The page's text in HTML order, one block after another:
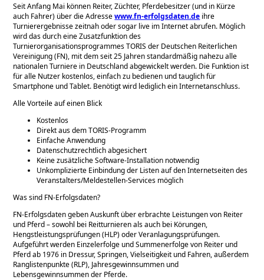
Seit Anfang Mai können Reiter, Züchter, Pferdebesitzer (und in Kürze
auch Fahrer) über die Adressewww.fn-erfolgsdaten.de ihre
Turnierergebnisse zeitnah oder sogar live im Internet abrufen. Möglich
wird das durch eine Zusatzfunktion des
Turnierorganisationsprogrammes TORIS der Deutschen Reiterlichen
Vereinigung (FN), mit dem seit 25 Jahren standardmäßig nahezu alle
nationalen Turniere in Deutschland abgewickelt werden. Die Funktion ist
für alle Nutzer kostenlos, einfach zu bedienen und tauglich für
Smartphone und Tablet. Benötigt wird lediglich ein Internetanschluss.
Alle Vorteile auf einen Blick
Kostenlos
Direkt aus dem TORIS-Programm
Einfache Anwendung
Datenschutzrechtlich abgesichert
Keine zusätzliche Software-Installation notwendig
Unkomplizierte Einbindung der Listen auf den Internetseiten des
Veranstalters/Meldestellen-Services möglich
Was sind FN-Erfolgsdaten?
FN-Erfolgsdaten geben Auskunft über erbrachte Leistungen von Reiter
und Pferd – sowohl bei Reitturnieren als auch bei Körungen,
Hengstleistungsprüfungen (HLP) oder Veranlagungsprüfungen.
Aufgeführt werden Einzelerfolge und Summenerfolge von Reiter und
Pferd ab 1976 in Dressur, Springen, Vielseitigkeit und Fahren, außerdem
Ranglistenpunkte (RLP), Jahresgewinnsummen und
Lebensgewinnsummen der Pferde.